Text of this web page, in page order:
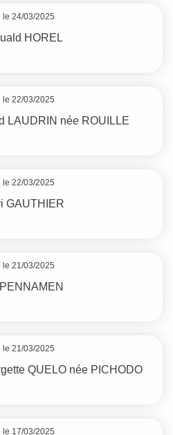
le 24/03/2025
HOREL
le 22/03/2025
LAUDRIN née ROUILLE
le 22/03/2025
GAUTHIER
le 21/03/2025
PENNAMEN
le 21/03/2025
QUELO née PICHODO
le 17/03/2025